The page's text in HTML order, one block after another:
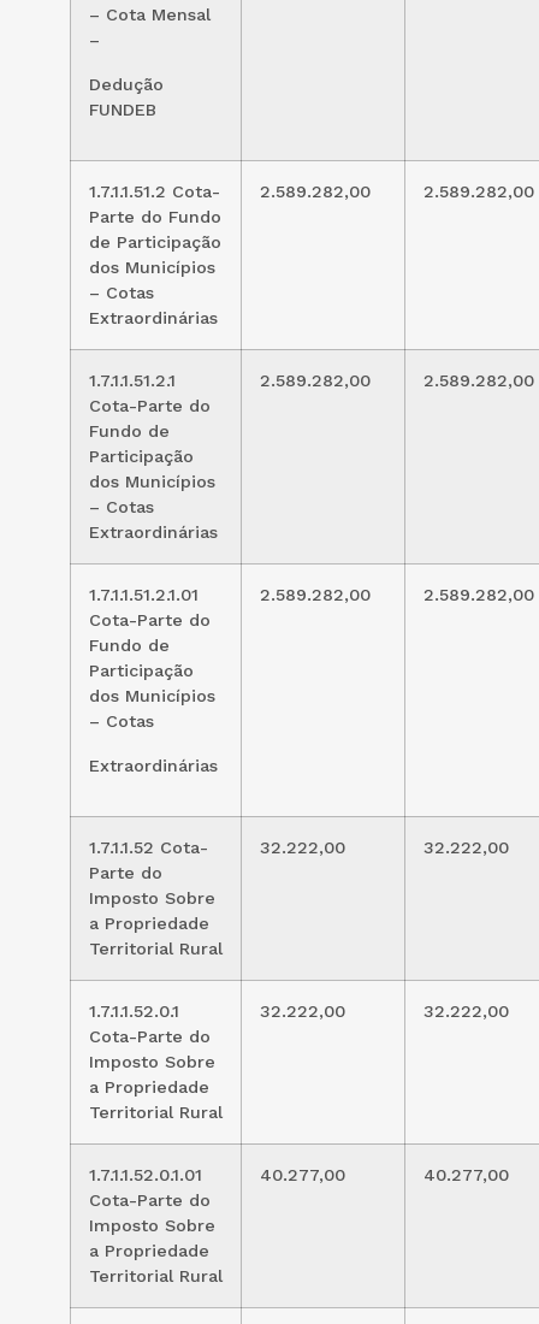
– Cota Mensal
–
Dedução
FUNDEB
1.7.1.1.51.2 Cota-
Parte do Fundo
de Participação
dos Municípios
– Cotas
Extraordinárias
2.589.282,00 2.589.282,00
1.7.1.1.51.2.1
Cota-Parte do
Fundo de
Participação
dos Municípios
– Cotas
Extraordinárias
2.589.282,00 2.589.282,00
1.7.1.1.51.2.1.01
Cota-Parte do
Fundo de
Participação
dos Municípios
– Cotas
Extraordinárias
2.589.282,00 2.589.282,00
1.7.1.1.52 Cota-
Parte do
Imposto Sobre
a Propriedade
Territorial Rural
32.222,00 32.222,00
1.7.1.1.52.0.1
Cota-Parte do
Imposto Sobre
a Propriedade
Territorial Rural
32.222,00 32.222,00
1.7.1.1.52.0.1.01
Cota-Parte do
Imposto Sobre
a Propriedade
Territorial Rural
40.277,00 40.277,00